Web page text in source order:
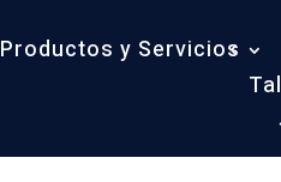
Productos y Servicios